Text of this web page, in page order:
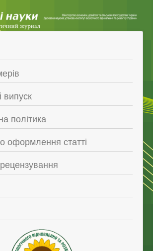
випуск
політика
оформлення статті